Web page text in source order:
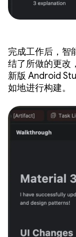
完成工作后，智
结了所做的更改
新版 Android
如地进行构建。